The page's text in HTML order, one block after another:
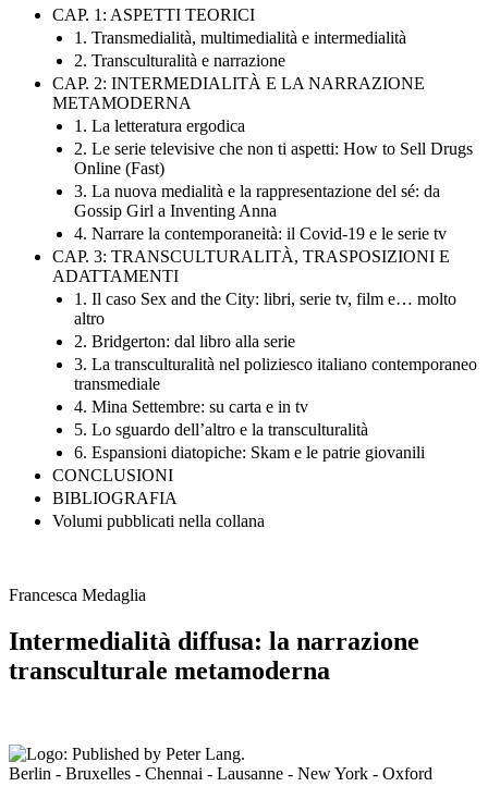
CAP. 1: ASPETTI TEORICI
1. Transmedialità, multimedialità e intermedialità
2. Transculturalità e narrazione
CAP. 2: INTERMEDIALITÀ E LA NARRAZIONE
METAMODERNA
1. La letteratura ergodica
2. Le serie televisive che non ti aspetti: How to Sell Drugs
Online (Fast)
3. La nuova medialità e la rappresentazione del sé: da
Gossip Girl a Inventing Anna
4. Narrare la contemporaneità: il Covid-19 e le serie tv
CAP. 3: TRANSCULTURALITÀ, TRASPOSIZIONI E
ADATTAMENTI
1. Il caso Sex and the City: libri, serie tv, film e… molto
altro
2. Bridgerton: dal libro alla serie
3. La transculturalità nel poliziesco italiano contemporaneo
transmediale
4. Mina Settembre: su carta e in tv
5. Lo sguardo dell’altro e la transculturalità
6. Espansioni diatopiche: Skam e le patrie giovanili
CONCLUSIONI
BIBLIOGRAFIA
Volumi pubblicati nella collana
Francesca Medaglia
Intermedialità diffusa: la narrazione
transculturale metamoderna
Berlin - Bruxelles - Chennai - Lausanne - New York - Oxford